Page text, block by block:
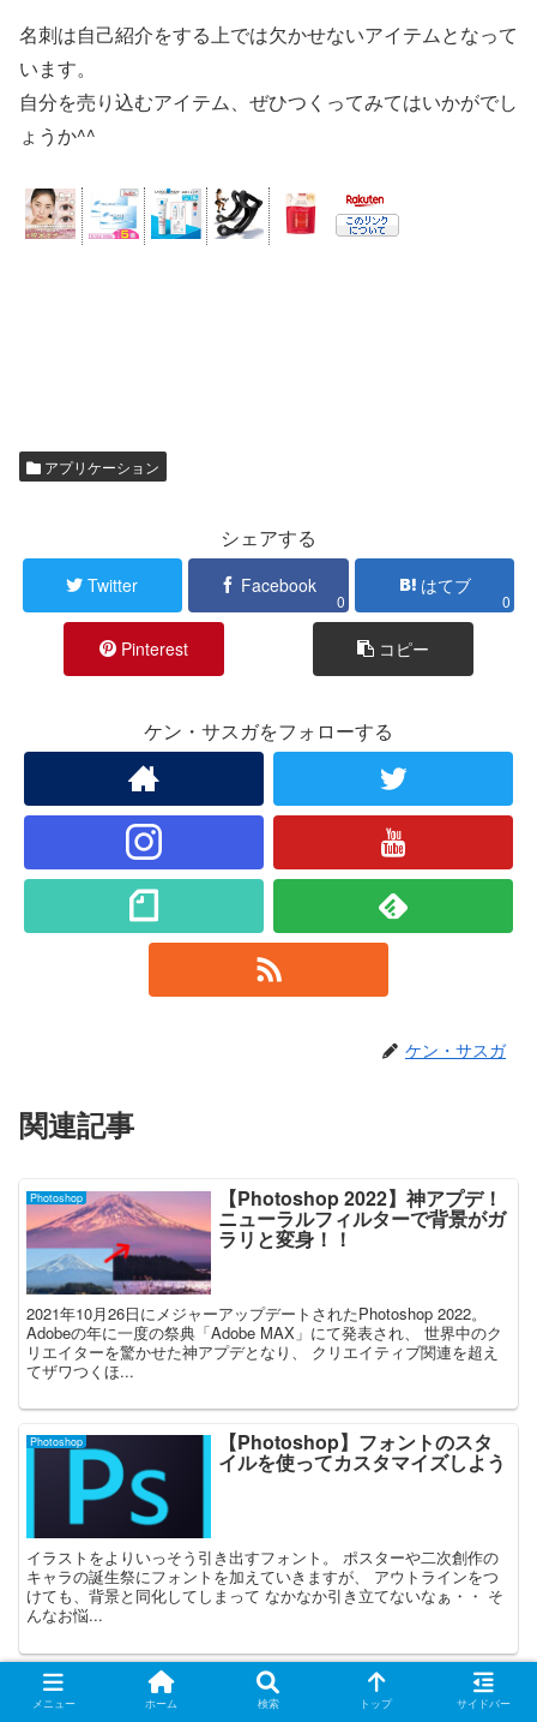
名刺は自己紹介をする上では欠かせないアイテムとなって
います。
自分を売り込むアイテム、ぜひつくってみてはいかがでし
ょうか^^
アプリケーション
シェアする
Twitter Facebook
0
はてブ
0
Pinterest コピー
ケン・サスガをフォローする
ケン・サスガ
関連記事
Photoshop 【Photoshop 2022】神アプデ！
ニューラルフィルターで背景がガ
ラリと変身！！
2021年10月26日にメジャーアップデートされたPhotoshop 2022。
Adobeの年に一度の祭典「Adobe MAX」にて発表され、 世界中のク
リエイターを驚かせた神アプデとなり、 クリエイティブ関連を超え
てザワつくほ...
Photoshop 【Photoshop】フォントのスタ
イルを使ってカスタマイズしよう
イラストをよりいっそう引き出すフォント。 ポスターや二次創作の
キャラの誕生祭にフォントを加えていきますが、 アウトラインをつ
けても、背景と同化してしまって なかなか引き立てないなぁ・・ そ
んなお悩...
Photoshop 【Photoshop】表現力アップ！
フィルターギャラリーを活用しよ
メニュー ホーム 検索 トップ サイドバー